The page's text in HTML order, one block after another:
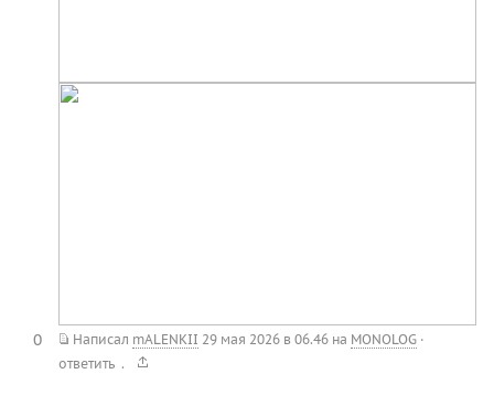
Написал mALENKII 29 мая 2026 в 06.46на MONOLOG ·
ответить .
0